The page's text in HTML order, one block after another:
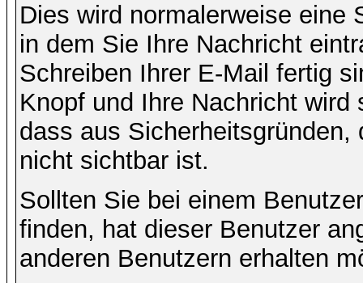
Dies wird normalerweise eine
in dem Sie Ihre Nachricht
Schreiben Ihrer E-Mail fertig
Knopf und Ihre Nachricht
dass aus
nicht sichtbar ist.
Sollten Sie bei einem
finden, hat dieser Benutzer
anderen Benutzern erhalten